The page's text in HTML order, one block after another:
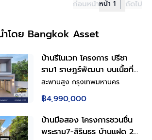
ก่อนหน้าหน้า 1 ถัดไป
โดย Bangkok Asset
บ้านรีโนเวท โครงการ ปรีชา
ราม1 ราษฎร์พัฒนา บนเนื้อที่
43.5 ตร.ว. พื้นที่ใช้สอย
150.86 ตร.ม. ฟังก์ชันการใช้
งาน 4 ห้องนอน 3 ห้องน้ำ
จอดรถได้ 2 คัน เชื่อมต่อถนน
รามคำแหง ใกล้สนามบิน
สะพานสูง กรุงเทพมหานคร
฿4,990,000
บ้านมือสอง โครงการชวนชื่น
พระราม7-สิรินธร บ้านแฝด 2